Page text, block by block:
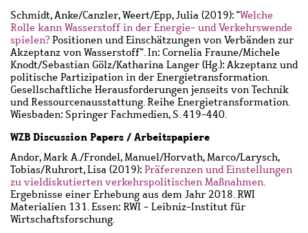
Schmidt, Anke/Canzler, Weert/Epp, Julia (2019): "Welche
Rolle kann Wasserstoff in der Energie- und Verkehrswende
spielen? Positionen und Einschätzungen von Verbänden zur
Akzeptanz von Wasserstoff". In: Cornelia Fraune/Michele
Knodt/Sebastian Gölz/Katharina Langer (Hg.): Akzeptanz und
politische Partizipation in der Energietransformation.
Gesellschaftliche Herausforderungen jenseits von Technik
und Ressourcenausstattung. Reihe Energietransformation.
Wiesbaden: Springer Fachmedien, S. 419-440.
WZB Discussion Papers / Arbeitspapiere
Andor, Mark A./Frondel, Manuel/Horvath, Marco/Larysch,
Tobias/Ruhrort, Lisa (2019): Präferenzen und Einstellungen
zu vieldiskutierten verkehrspolitischen Maßnahmen.
Ergebnisse einer Erhebung aus dem Jahr 2018. RWI
Materialien 131. Essen: RWI - Leibniz-Institut für
Wirtschaftsforschung.